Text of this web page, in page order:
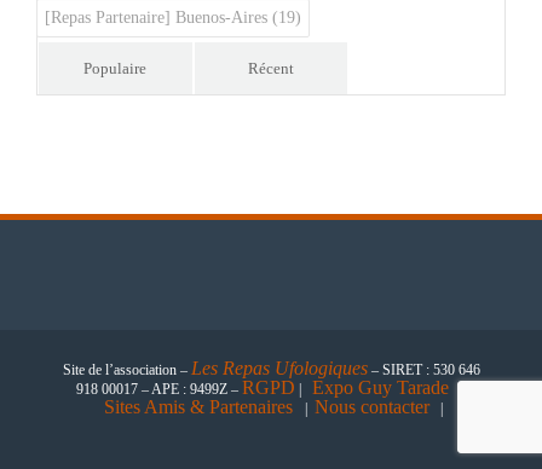
[Repas Partenaire] Buenos-Aires (19)
Populaire Récent
Site de l’association – Les Repas Ufologiques– SIRET : 530 646
918 00017 – APE : 9499Z – RGPD Expo Guy Tarade
Sites Amis & Partenaires Nous contacter|